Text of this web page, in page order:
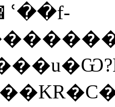
ՙ��f-